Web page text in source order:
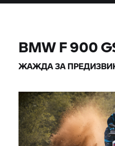
BMW F 900
ЖАЖДА ЗА